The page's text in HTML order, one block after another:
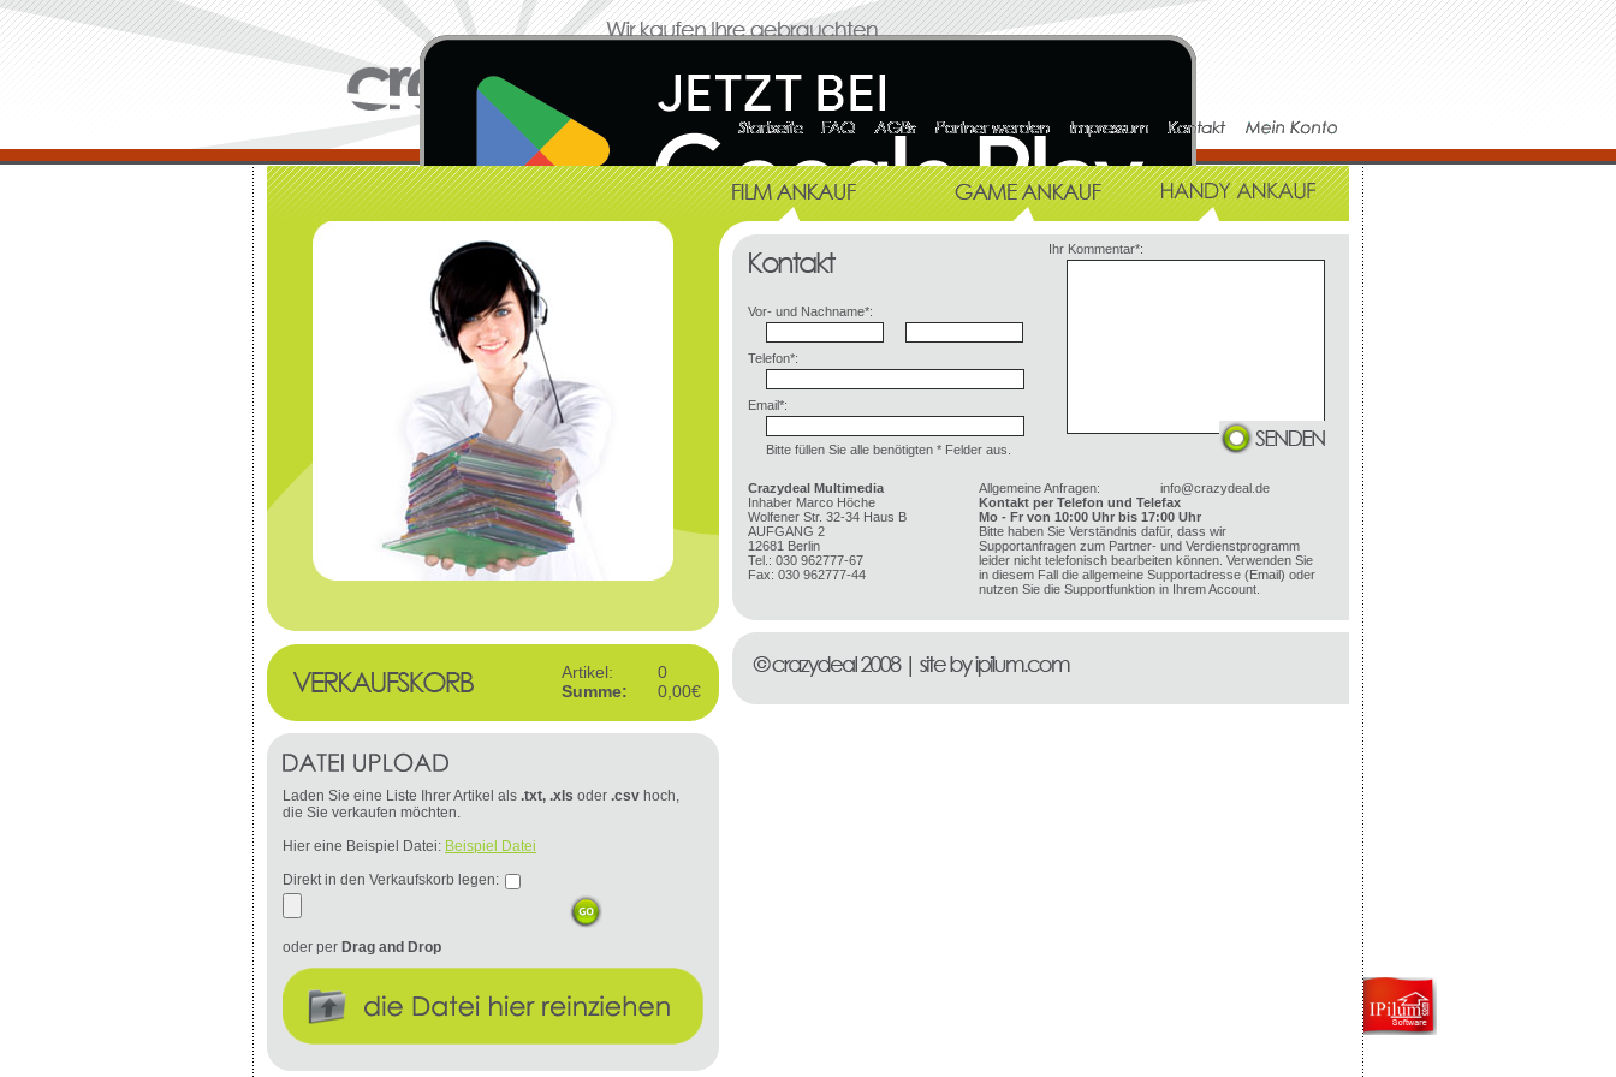
Vor- und Nachname*:
Telefon*:
Email*:
Ihr Kommentar*:
Bitte füllen Sie alle benötigten * Felder aus.
Allgemeine Anfragen:
info@crazydeal.de
Kontakt per Telefon und Telefax
Mo - Fr von 10:00 Uhr bis 17:00 Uhr
Bitte haben Sie Verständnis dafür, dass wir
Supportanfragen zum Partner- und Verdienstprogramm
leider nicht telefonisch bearbeiten können. Verwenden Sie
in diesem Fall die allgemeine Supportadresse (Email) oder
nutzen Sie die Supportfunktion in Ihrem Account.
Crazydeal Multimedia
Inhaber Marco Höche
Wolfener Str. 32-34 Haus B
AUFGANG 2
12681 Berlin
Tel.: 030 962777-67
Fax: 030 962777-44
Artikel:
0
Summe:
0,00€
Laden Sie eine Liste Ihrer Artikel als .txt, .xls oder .csv hoch,
die Sie verkaufen möchten.
Hier eine Beispiel Datei: Beispiel Datei
Direkt in den Verkaufskorb legen:
oder per Drag and Drop